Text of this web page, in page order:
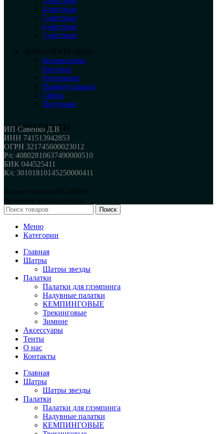
4-местные
5-местные
6-местные
7-местные
ДОПОЛНИТЕЛЬНО
Колокольчик
Круглые
Купольные
Прямоугольные
Сфера
Надувные
РЕКВИЗИТЫ
ИП Савенко Д.В
ИНН 741513942853
ОГРН 321745600023012
Р/с 40802810637490000510
БИК 044525411
К/с 30101810145250000411
Интернет магазин PALATKOFF
Принимаем все виды оплаты.
Поиск
Меню
Категории
Главная
Шатры
Шатры звезды
Палатки
Палатки для глэмпинга
Надувные палатки
КЕМПИНГОВЫЕ
Трекинговые
Зимние
Аксессуары
Тенты
О нас
Контакты
Главная
Шатры
Шатры звезды
Палатки
Палатки для глэмпинга
Надувные палатки
КЕМПИНГОВЫЕ